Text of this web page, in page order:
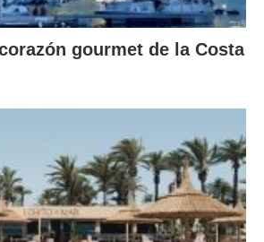
gourmet de la Costa